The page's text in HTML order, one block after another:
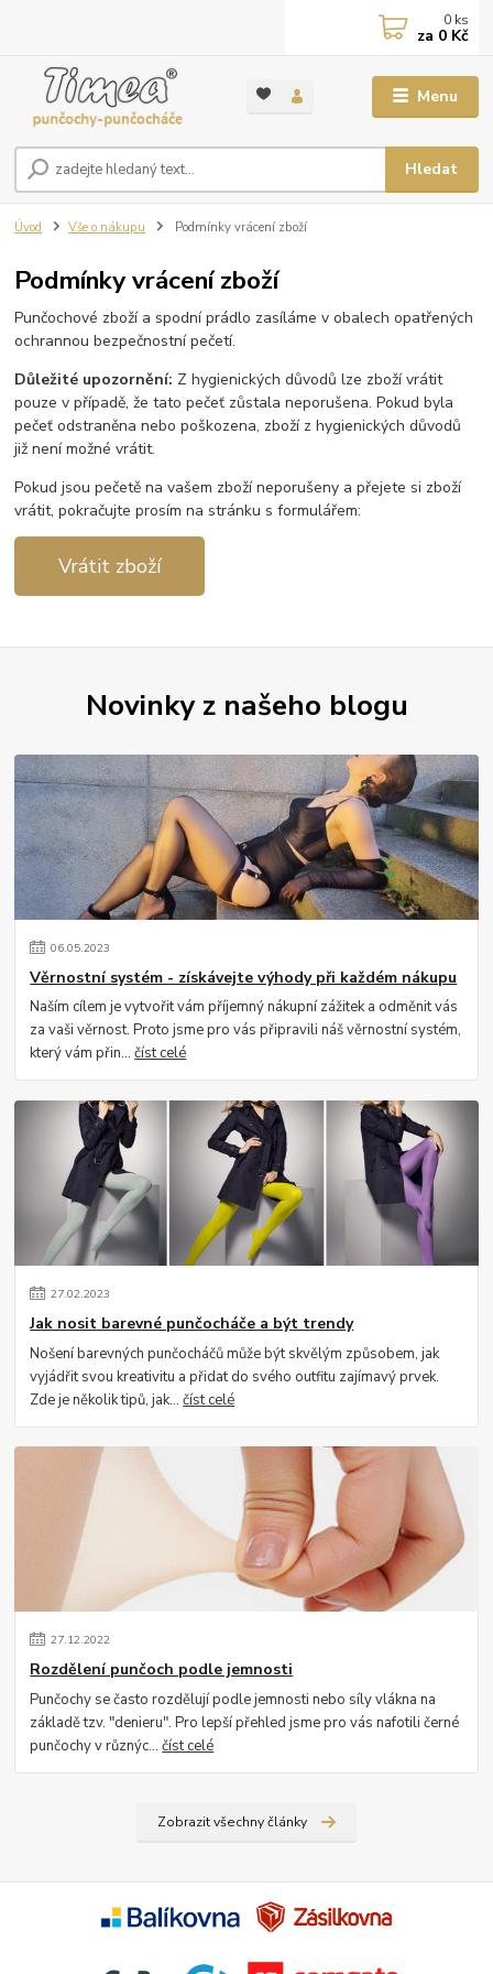
Menu
Hledat
0 ks
za 0 Kč
Úvod Vše o nákupu Podmínky vrácení zboží
Podmínky vrácení zboží
Punčochové zboží a spodní prádlo zasíláme v obalech opatřených
ochrannou bezpečnostní pečetí.
Důležité upozornění: Z hygienických důvodů lze zboží vrátit
pouze v případě, že tato pečeť zůstala neporušena. Pokud byla
pečeť odstraněna nebo poškozena, zboží z hygienických důvodů
již není možné vrátit.
Pokud jsou pečetě na vašem zboží neporušeny a přejete si zboží
vrátit, pokračujte prosím na stránku s formulářem:
Vrátit zboží
Novinky z našeho blogu
06.05.2023
Věrnostní systém - získávejte výhody při každém nákupu
Naším cílem je vytvořit vám příjemný nákupní zážitek a odměnit vás
za vaši věrnost. Proto jsme pro vás připravili náš věrnostní systém,
který vám přin...číst celé
27.02.2023
Jak nosit barevné punčocháče a být trendy
Nošení barevných punčocháčů může být skvělým způsobem, jak
vyjádřit svou kreativitu a přidat do svého outfitu zajímavý prvek.
Zde je několik tipů, jak...číst celé
27.12.2022
Rozdělení punčoch podle jemnosti
Punčochy se často rozdělují podle jemnosti nebo síly vlákna na
základě tzv. "denieru". Pro lepší přehled jsme pro vás nafotili černé
punčochy v různýc...číst celé
Zobrazit všechny články